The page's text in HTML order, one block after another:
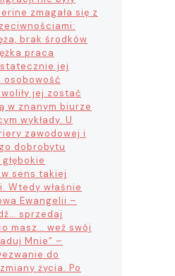
zmagała się z
brak środków
praca
jej
osobowość
jej zostać
w znanym biurze
wykłady. U
zawodowej i
dobrobytu
sens takiej
Wtedy właśnie
Ewangelii –
sprzedaj
masz… weź swój
Mnie” –
do
życia. Po